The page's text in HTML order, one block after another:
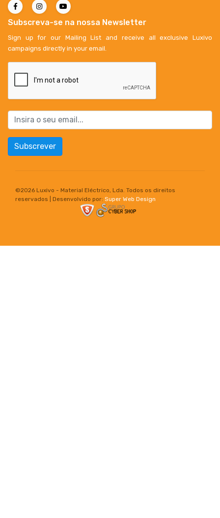
Subscreva-se na nossa Newsletter
Sign up for our Mailing List and receive all exclusive Luxivo
campaigns directly in your email.
Subscrever
©2026 Luxivo - Material Eléctrico, Lda. Todos os direitos
reservados | Desenvolvido por: Super Web Design